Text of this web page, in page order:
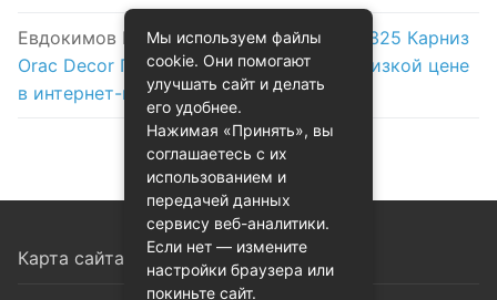
Евдокимов Никифорк записиКупить C325 Карниз
Orac Decor Полиуретан Orac Decor по низкой цене
в интернет-магазине
Карта сайта
Мы используем файлы
cookie. Они помогают
улучшать сайт и делать
его удобнее.
Нажимая «Принять», вы
соглашаетесь с их
использованием и
передачей данных
сервису веб-аналитики.
Если нет — измените
настройки браузера или
покиньте сайт.